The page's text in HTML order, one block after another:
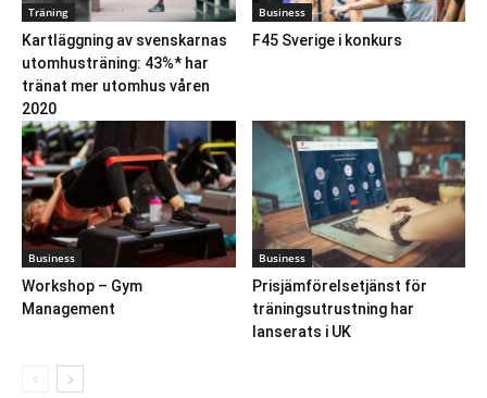
Träning
Kartläggning av svenskarnas
utomhusträning: 43%* har
tränat mer utomhus våren
2020
Business
F45 Sverige i konkurs
Business
Workshop – Gym
Management
Business
Prisjämförelsetjänst för
träningsutrustning har
lanserats i UK